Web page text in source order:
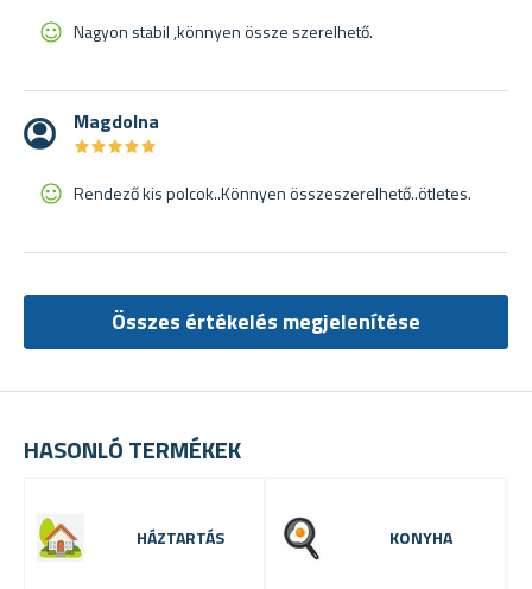
HASONLÓ TERMÉKEK
HÁZTARTÁS KONYHA
Nagyon stabil ,könnyen össze szerelhető.
Magdolna
★★★★★
★★★★★
Rendező kis polcok..Könnyen összeszerelhető..ötletes.
Összes értékelés megjelenítése